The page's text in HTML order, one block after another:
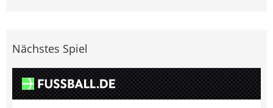
Nächstes Spiel